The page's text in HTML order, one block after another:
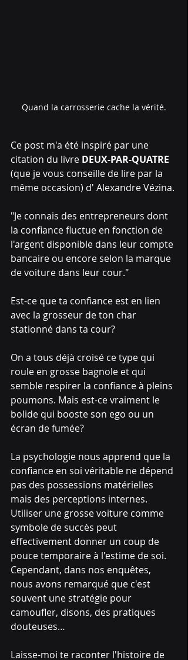
Quand la carrosserie cache la vérité.
Ce post m'a été inspiré par une
citation du livre DEUX-PAR-QUATRE
(que je vous conseille de lire par la
même occasion) d' Alexandre Vézina.
"Je connais des entrepreneurs dont
la confiance fluctue en fonction de
l'argent disponible dans leur compte
bancaire ou encore selon la marque
de voiture dans leur cour."
Est-ce que ta confiance est en lien
avec la grosseur de ton char
stationné dans ta cour?
On a tous déjà croisé ce type qui
roule en grosse bagnole et qui
semble respirer la confiance à pleins
poumons. Mais est-ce vraiment le
bolide qui booste son ego ou un
écran de fumée?
La psychologie nous apprend que la
confiance en soi véritable ne dépend
pas des possessions matérielles
mais des perceptions internes.
Utiliser une grosse voiture comme
symbole de succès peut
effectivement donner un coup de
pouce temporaire à l'estime de soi.
Cependant, dans nos enquêtes,
nous avons remarqué que c'est
souvent une stratégie pour
camoufler, disons, des pratiques
douteuses…
Laisse-moi te raconter l'histoire de